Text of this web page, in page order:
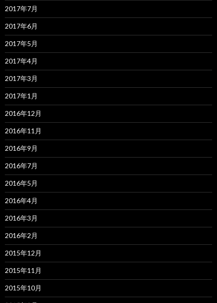
2017年7月
2017年6月
2017年5月
2017年4月
2017年3月
2017年1月
2016年12月
2016年11月
2016年9月
2016年7月
2016年5月
2016年4月
2016年3月
2016年2月
2015年12月
2015年11月
2015年10月